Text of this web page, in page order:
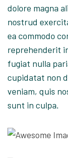
dolore magna
nostrud
ea commodo
reprehenderit
fugiat nulla
cupidatat non
veniam, quis
sunt in culpa.